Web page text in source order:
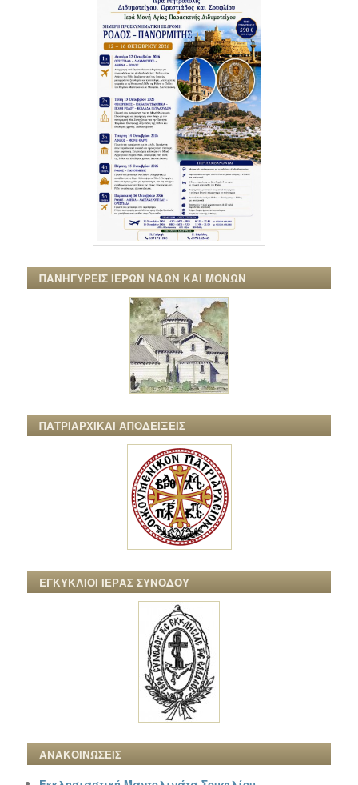
ΠΑΝΗΓΥΡΕΙΣ ΙΕΡΩΝ ΝΑΩΝ ΚΑΙ ΜΟΝΩΝ
ΠΑΤΡΙΑΡΧΙΚΑΙ ΑΠΟΔΕΙΞΕΙΣ
ΕΓΚΥΚΛΙΟΙ ΙΕΡΑΣ ΣΥΝΟΔΟΥ
ΑΝΑΚΟΙΝΩΣΕΙΣ